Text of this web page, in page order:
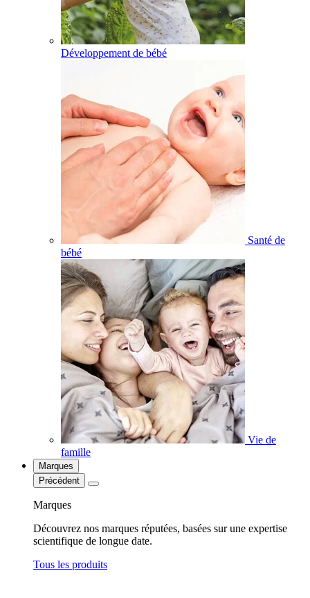
Développement de bébé
Santé de
bébé
Vie de
famille
Marques
Précédent
Marques
Découvrez nos marques réputées, basées sur une expertise
scientifique de longue date.
Tous les produits